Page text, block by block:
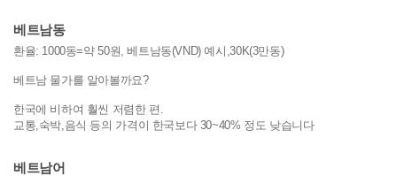
베트남동
환율: 1000동=약 50원, 베트남동(VND) 예시,30K(3만동)
베트남 물가를 알아볼까요?
한국에 비하여 훨씬 저렴한 편.
교통,숙박,음식 등의 가격이 한국보다 30~40% 정도 낮습니다
베트남어